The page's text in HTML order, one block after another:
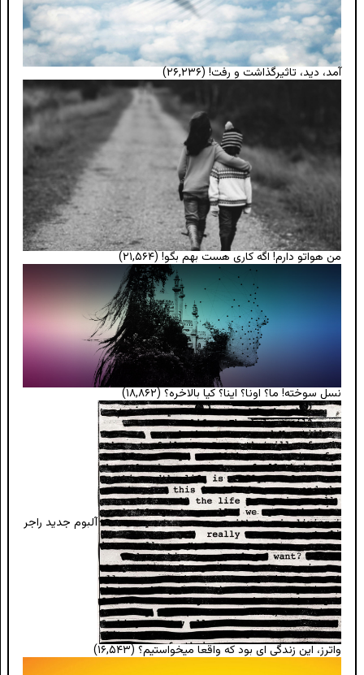
آمد، دید، تاثیرگذاشت و رفت! (۲۶,۲۳۶)
من هواتو دارم! اگه کاری هست بهم بگو! (۲۱,۵۶۴)
نسل سوخته! ما؟ اونا؟ اینا؟ کیا بالاخره؟(۱۸,۸۶۲)
آلبوم جدید راجر
واترز، این زندگی ای بود که واقعا میخواستیم؟(۱۶,۵۴۳)